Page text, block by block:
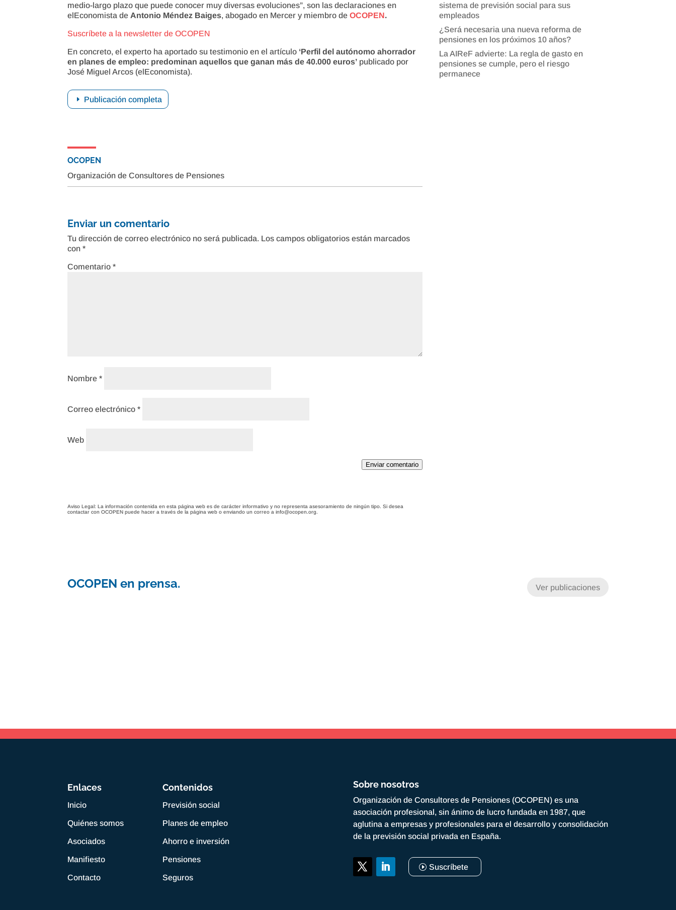
medio-largo plazo que puede conocer muy diversas evoluciones”, son las declaraciones en
elEconomista de Antonio Méndez Baiges, abogado en Mercer y miembro deOCOPEN.
Suscríbete a la newsletter de OCOPEN
En concreto, el experto ha aportado su testimonio en el artículo ‘Perfil del autónomo ahorrador
en planes de empleo: predominan aquellos que ganan más de 40.000 euros’ publicado por
José Miguel Arcos (elEconomista).
Publicación completa
OCOPEN
Organización de Consultores de Pensiones
Enviar un comentario
Tu dirección de correo electrónico no será publicada. Los campos obligatorios están marcados
con*
Comentario*
Nombre*
Correo electrónico*
Web
Enviar comentario
Aviso Legal: La información contenida en esta página web es de carácter informativo y no representa asesoramiento de ningún tipo. Si desea
contactar con OCOPEN puede hacer a través de la página web o enviando un correo a info@ocopen.org.
sistema de previsión social para sus
empleados
¿Será necesaria una nueva reforma de
pensiones en los próximos 10 años?
La AIReF advierte: La regla de gasto en
pensiones se cumple, pero el riesgo
permanece
OCOPEN en prensa. Ver publicaciones
Enlaces
Inicio
Quiénes somos
Asociados
Manifiesto
Contacto
Contenidos
Previsión social
Planes de empleo
Ahorro e inversión
Pensiones
Seguros
Sobre nosotros
Organización de Consultores de Pensiones (OCOPEN) es una
asociación profesional, sin ánimo de lucro fundada en 1987, que
aglutina a empresas y profesionales para el desarrollo y consolidación
de la previsión social privada en España.
Suscríbete